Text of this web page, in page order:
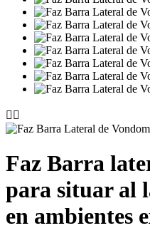
 
Faz Barra
para situar al
en ambientes